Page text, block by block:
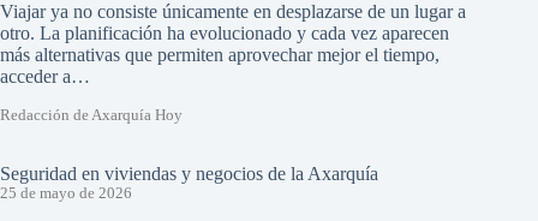
Viajar ya no consiste únicamente en desplazarse de un lugar a
otro. La planificación ha evolucionado y cada vez aparecen
más alternativas que permiten aprovechar mejor el tiempo,
acceder a…
Redacción de Axarquía Hoy
Seguridad en viviendas y negocios de la Axarquía
25 de mayo de 2026